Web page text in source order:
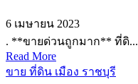
6 เมษายน 2023
. **ขายด่วนถูกมาก** ที่ดิ...
Read More
ขาย ที่ดิน เมือง ราชบุรี